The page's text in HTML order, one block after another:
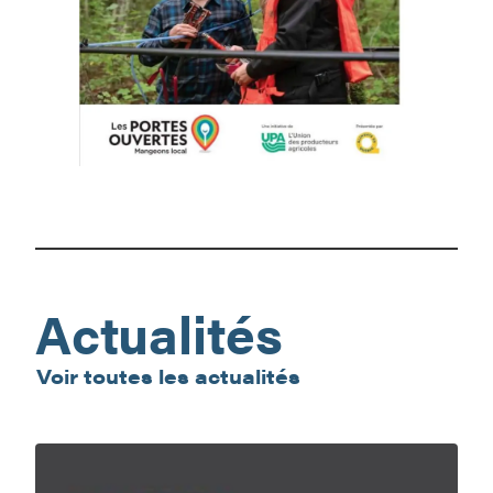
Mangeons
local
Actualités
Voir toutes les actualités
En